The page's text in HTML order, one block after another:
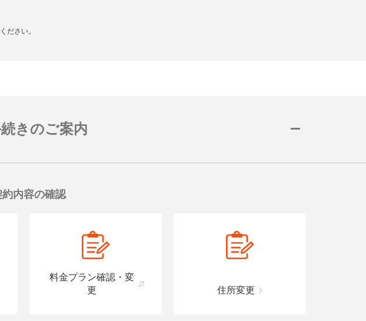
ださい。
きのご案内
約内容の確認
料金プラン確認・変
更
住所変更